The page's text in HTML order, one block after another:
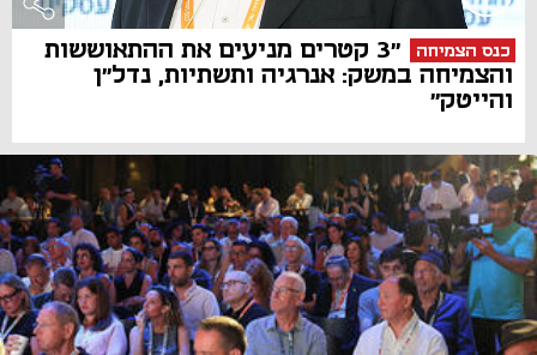
כנס הצמיחה
״3 קטרים מניעים את ההתאוששות
והצמיחה במשק: אנרגיה ותשתיות, נדל״ן
והייטק״